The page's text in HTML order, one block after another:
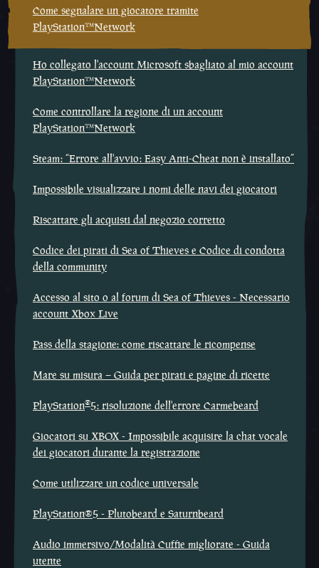
Come segnalare un giocatore tramite
PlayStation™Network
Ho collegato l'account Microsoft sbagliato al mio account
PlayStation™Network
Come controllare la regione di un account
PlayStation™Network
Steam: “Errore all'avvio: Easy Anti-Cheat non è installato”
Impossibile visualizzare i nomi delle navi dei giocatori
Riscattare gli acquisti dal negozio corretto
Codice dei pirati di Sea of Thieves e Codice di condotta
della community
Accesso al sito o al forum di Sea of Thieves - Necessario
account Xbox Live
Pass della stagione: come riscattare le ricompense
Mare su misura – Guida per pirati e pagine di ricette
PlayStation®5: risoluzione dell'errore Carmebeard
Giocatori su XBOX - Impossibile acquisire la chat vocale
dei giocatori durante la registrazione
Come utilizzare un codice universale
PlayStation®5 - Plutobeard e Saturnbeard
Audio immersivo/Modalità Cuffie migliorate - Guida
utente